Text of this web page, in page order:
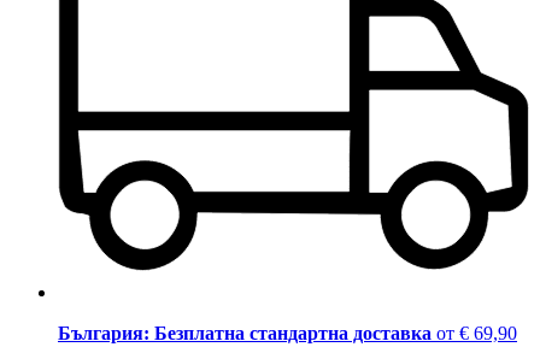
България: Безплатна стандартна доставка от € 69,90